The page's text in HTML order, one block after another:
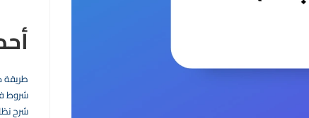
طريقة
شروط
شرح